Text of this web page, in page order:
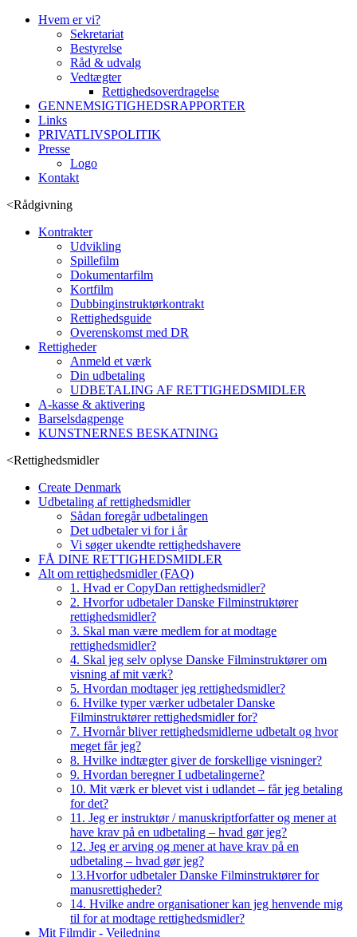
Hvem er vi?
Sekretariat
Bestyrelse
Råd & udvalg
Vedtægter
Rettighedsoverdragelse
GENNEMSIGTIGHEDSRAPPORTER
Links
PRIVATLIVSPOLITIK
Presse
Logo
Kontakt
<Rådgivning
Kontrakter
Udvikling
Spillefilm
Dokumentarfilm
Kortfilm
Dubbinginstruktørkontrakt
Rettighedsguide
Overenskomst med DR
Rettigheder
Anmeld et værk
Din udbetaling
UDBETALING AF RETTIGHEDSMIDLER
A-kasse & aktivering
Barselsdagpenge
KUNSTNERNES BESKATNING
<Rettighedsmidler
Create Denmark
Udbetaling af rettighedsmidler
Sådan foregår udbetalingen
Det udbetaler vi for i år
Vi søger ukendte rettighedshavere
FÅ DINE RETTIGHEDSMIDLER
Alt om rettighedsmidler (FAQ)
1. Hvad er CopyDan rettighedsmidler?
2. Hvorfor udbetaler Danske Filminstruktører
rettighedsmidler?
3. Skal man være medlem for at modtage
rettighedsmidler?
4. Skal jeg selv oplyse Danske Filminstruktører om
visning af mit værk?
5. Hvordan modtager jeg rettighedsmidler?
6. Hvilke typer værker udbetaler Danske
Filminstruktører rettighedsmidler for?
7. Hvornår bliver rettighedsmidlerne udbetalt og hvor
meget får jeg?
8. Hvilke indtægter giver de forskellige visninger?
9. Hvordan beregner I udbetalingerne?
10. Mit værk er blevet vist i udlandet – får jeg betaling
for det?
11. Jeg er instruktør / manuskriptforfatter og mener at
have krav på en udbetaling – hvad gør jeg?
12. Jeg er arving og mener at have krav på en
udbetaling – hvad gør jeg?
13.Hvorfor udbetaler Danske Filminstruktører for
manusrettigheder?
14. Hvilke andre organisationer kan jeg henvende mig
til for at modtage rettighedsmidler?
Mit Filmdir - Vejledning